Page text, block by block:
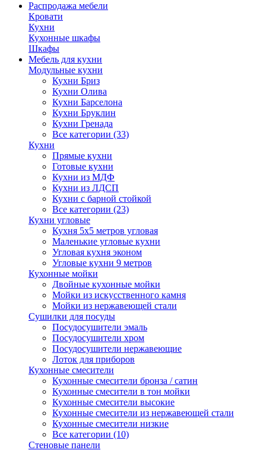
Распродажа мебели
Кровати
Кухни
Кухонные шкафы
Шкафы
Мебель для кухни
Модульные кухни
Кухни Бриз
Кухни Олива
Кухни Барселона
Кухни Бруклин
Кухни Гренада
Все категории (33)
Кухни
Прямые кухни
Готовые кухни
Кухни из МДФ
Кухни из ЛДСП
Кухни с барной стойкой
Все категории (23)
Кухни угловые
Кухня 5х5 метров угловая
Маленькие угловые кухни
Угловая кухня эконом
Угловые кухни 9 метров
Кухонные мойки
Двойные кухонные мойки
Мойки из искусственного камня
Мойки из нержавеющей стали
Сушилки для посуды
Посудосушители эмаль
Посудосушители хром
Посудосушители нержавеющие
Лоток для приборов
Кухонные смесители
Кухонные смесители бронза / сатин
Кухонные смесители в тон мойки
Кухонные смесители высокие
Кухонные смесители из нержавеющей стали
Кухонные смесители низкие
Все категории (10)
Стеновые панели